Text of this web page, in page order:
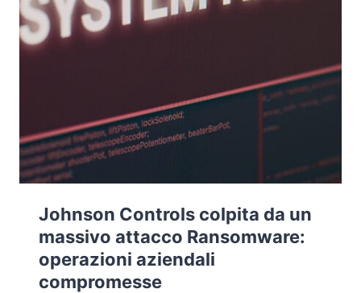
Johnson Controls colpita da un
massivo attacco Ransomware:
operazioni aziendali
compromesse